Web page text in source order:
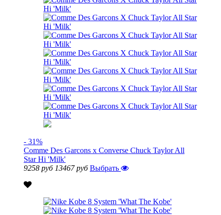
- 31%
Comme Des Garcons x Converse Chuck Taylor All
Star Hi 'Milk'
9258 руб 13467 руб Выбрать